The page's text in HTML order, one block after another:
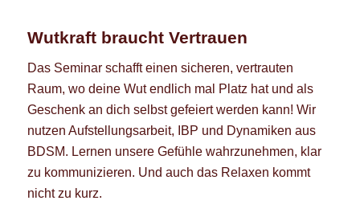
Wutkraft braucht Vertrauen
Das Seminar schafft einen sicheren, vertrauten
Raum, wo deine Wut endlich mal Platz hat und als
Geschenk an dich selbst gefeiert werden kann! Wir
nutzen Aufstellungsarbeit, IBP und Dynamiken aus
BDSM. Lernen unsere Gefühle wahrzunehmen, klar
zu kommunizieren. Und auch das Relaxen kommt
nicht zu kurz.